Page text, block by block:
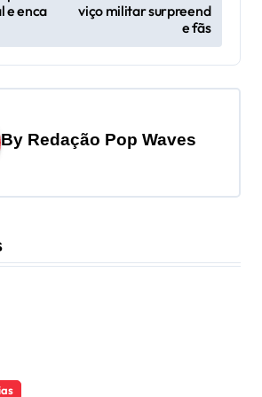
e enca
viço militar surpreend
e fãs
By Redação Pop Waves